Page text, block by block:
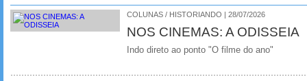
COLUNAS / HISTORIANDO | 28/07/2026
NOS CINEMAS: A ODISSEIA
Indo direto ao ponto "O filme do ano"